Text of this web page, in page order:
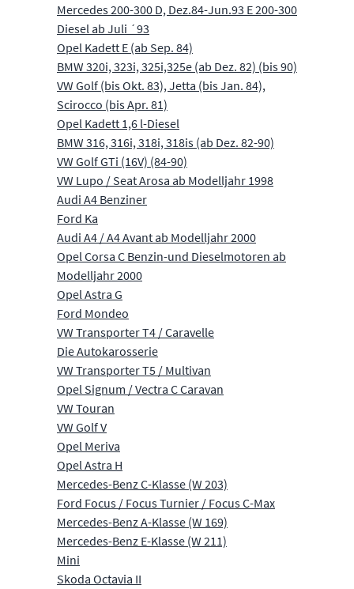
Mercedes 200-300 D, Dez.84-Jun.93 E 200-300
Diesel ab Juli ´93
Opel Kadett E (ab Sep. 84)
BMW 320i, 323i, 325i,325e (ab Dez. 82) (bis 90)
VW Golf (bis Okt. 83), Jetta (bis Jan. 84),
Scirocco (bis Apr. 81)
Opel Kadett 1,6 l-Diesel
BMW 316, 316i, 318i, 318is (ab Dez. 82-90)
VW Golf GTi (16V) (84-90)
VW Lupo / Seat Arosa ab Modelljahr 1998
Audi A4 Benziner
Ford Ka
Audi A4 / A4 Avant ab Modelljahr 2000
Opel Corsa C Benzin-und Dieselmotoren ab
Modelljahr 2000
Opel Astra G
Ford Mondeo
VW Transporter T4 / Caravelle
Die Autokarosserie
VW Transporter T5 / Multivan
Opel Signum / Vectra C Caravan
VW Touran
VW Golf V
Opel Meriva
Opel Astra H
Mercedes-Benz C-Klasse (W 203)
Ford Focus / Focus Turnier / Focus C-Max
Mercedes-Benz A-Klasse (W 169)
Mercedes-Benz E-Klasse (W 211)
Mini
Skoda Octavia II